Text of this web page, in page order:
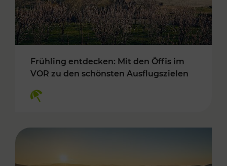
Frühling entdecken: Mit den Öffis im
VOR zu den schönsten Ausflugszielen